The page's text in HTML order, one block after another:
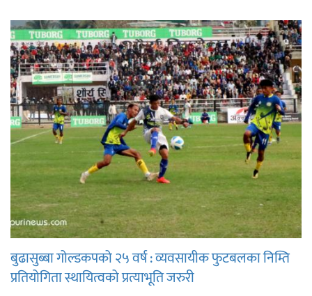
बुढासुब्बा गोल्डकपको २५ वर्ष : व्यवसायीक फुटबलका निम्ति
प्रतियोगिता स्थायित्वको प्रत्याभूति जरुरी